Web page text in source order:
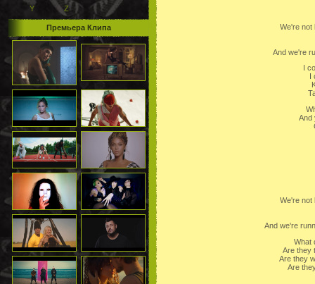
Y
Z
Премьера Клипа We're not
And we're
I
And
We're not
And we're
What
Are they
Are they
Are